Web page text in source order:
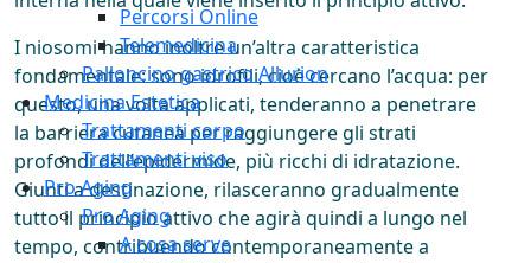
Percorsi Online
Telemedicina
Palloncino gastrico Allurion
Medicina Estetica
Trattamenti corpo
Trattamenti viso
Pro Aging
Pro Aging
A cosa serve
I niosomi hanno inoltre un’altra caratteristica
fondamentale: sono idrofili, cioè cercano l’acqua: per
questo, una volta applicati, tenderanno a penetrare
la barriera cutanea per raggiungere gli strati
profondi dell’epidermide, più ricchi di idratazione.
Giunti a destinazione, rilasceranno gradualmente
tutto il principio attivo che agirà quindi a lungo nel
tempo, contribuendo contemporaneamente a